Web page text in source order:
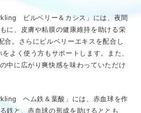
ビルベリー＆カシス」には、夜間
に、皮膚や粘膜の健康維持を助ける栄
合。さらにビルベリーエキスを配合し
よく使う方もサポートします。また、
中に広がり爽快感を味わっていただけ
ヘム鉄＆葉酸」には、赤血球を作
鉄と、赤血球の形成を助けるととも